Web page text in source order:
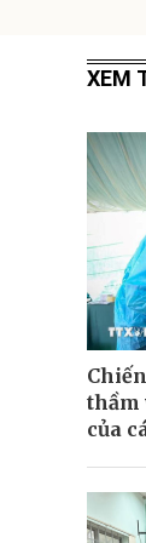
XEM
thầm
của